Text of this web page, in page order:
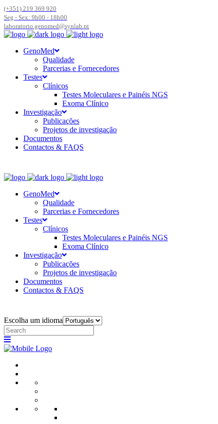
(+351) 219 369 920
Seg - Sex: 9h00 - 18h00
laboratorio.genomed@synlab.pt
GenoMed
Qualidade
Parcerias e Fornecedores
Testes
Clínicos
Testes Moleculares e Painéis NGS
Exoma Clínico
Investigação
Publicações
Projetos de investigação
Documentos
Contactos & FAQS
GenoMed
Qualidade
Parcerias e Fornecedores
Testes
Clínicos
Testes Moleculares e Painéis NGS
Exoma Clínico
Investigação
Publicações
Projetos de investigação
Documentos
Contactos & FAQS
Escolha um idioma